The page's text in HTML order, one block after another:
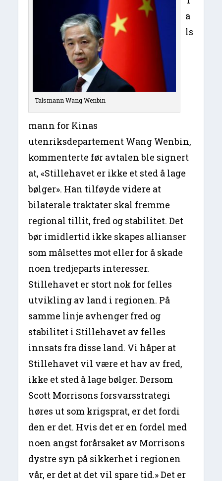
Talsmann Wang Wenbin
a
ls
mann for Kinas
utenriksdepartement Wang Wenbin,
kommenterte før avtalen ble signert
at, «Stillehavet er ikke et sted å lage
bølger». Han tilføyde videre at
bilaterale traktater skal fremme
regional tillit, fred og stabilitet. Det
bør imidlertid ikke skapes allianser
som målsettes mot eller for å skade
noen tredjeparts interesser.
Stillehavet er stort nok for felles
utvikling av land i regionen. På
samme linje avhenger fred og
stabilitet i Stillehavet av felles
innsats fra disse land. Vi håper at
Stillehavet vil være et hav av fred,
ikke et sted å lage bølger. Dersom
Scott Morrisons forsvarsstrategi
høres ut som krigsprat, er det fordi
den er det. Hvis det er en fordel med
noen angst forårsaket av Morrisons
dystre syn på sikkerhet i regionen
vår, er det at det vil spare tid.» Det er